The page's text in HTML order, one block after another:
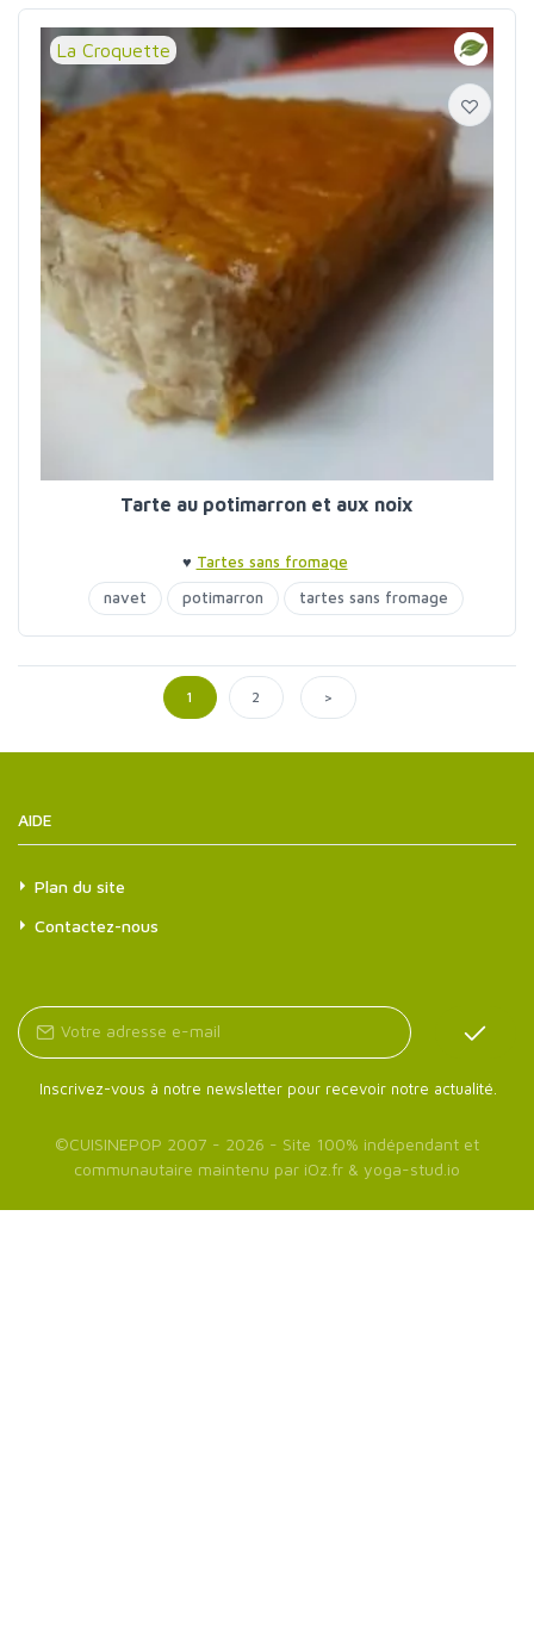
La Croquette
Tarte au potimarron et aux noix
♥ Tartes sans fromage
navet
potimarron tartes sans fromage
1 2 >
AIDE
Plan du site
Contactez-nous
Inscrivez-vous à notre newsletter pour recevoir notre actualité.
©CUISINEPOP 2007 - 2026 - Site 100% indépendant et
communautaire maintenu par iOz.fr & yoga-stud.io